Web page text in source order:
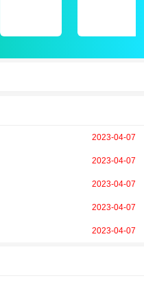
2023-04-07
2023-04-07
2023-04-07
2023-04-07
2023-04-07